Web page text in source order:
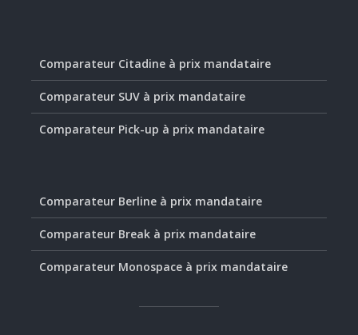
Comparateur Citadine à prix mandataire
Comparateur SUV à prix mandataire
Comparateur Pick-up à prix mandataire
Comparateur Berline à prix mandataire
Comparateur Break à prix mandataire
Comparateur Monospace à prix mandataire